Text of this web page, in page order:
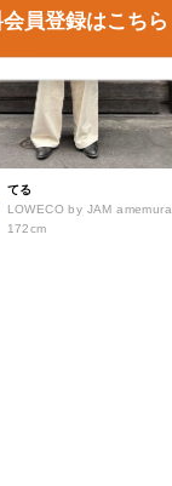
てる
LOWECO by JAM amemura
172cm
員登録はこちら